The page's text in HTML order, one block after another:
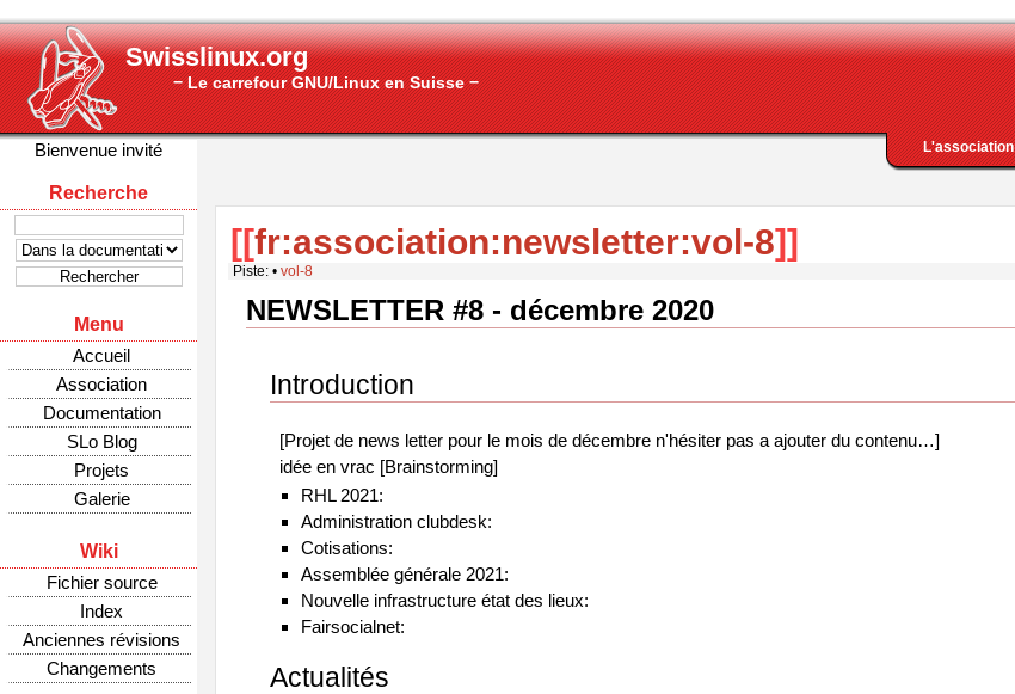
Swisslinux.org
− Le carrefour GNU/Linux en Suisse −
L'association
Bienvenue invité
Recherche
Menu
Accueil
Association
Documentation
SLo Blog
Projets
Galerie
Wiki
Fichier source
Index
Anciennes révisions
Changements
[[fr:association:newsletter:vol-8]]
Piste: • vol-8
NEWSLETTER #8 - décembre 2020
Introduction
[Projet de news letter pour le mois de décembre n'hésiter pas a ajouter du contenu…]
idée en vrac [Brainstorming]
RHL 2021:
Administration clubdesk:
Cotisations:
Assemblée générale 2021:
Nouvelle infrastructure état des lieux:
Fairsocialnet:
Actualités